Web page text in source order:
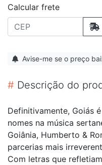
Calcular frete
Avise-me se o preço
# Descrição do
Definitivamente, Goiás
nomes na música
Goiânia, Humberto &
parcerias mais
Com letras que